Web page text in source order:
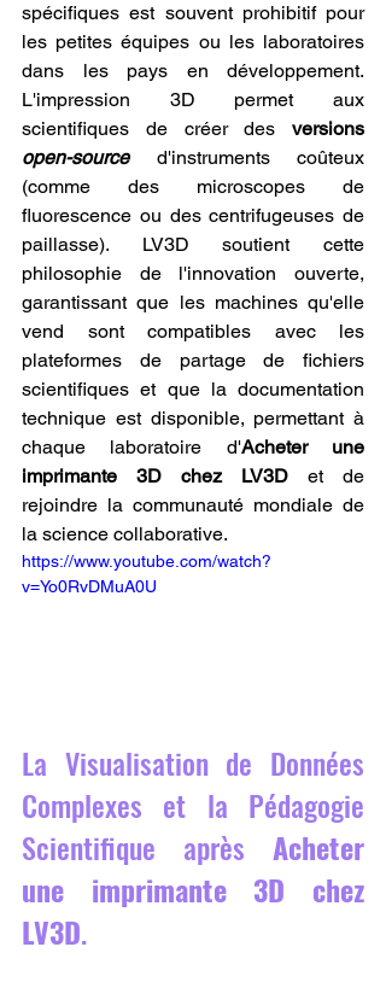
spécifiques est souvent prohibitif pour
les petites équipes ou les laboratoires
dans les pays en développement.
L'impression 3D permet aux
scientifiques de créer des
open-source d'instruments coûteux
(comme des microscopes de
fluorescence ou des centrifugeuses de
paillasse). LV3D soutient cette
philosophie de l'innovation ouverte,
garantissant que les machines qu'elle
vend sont compatibles avec les
plateformes de partage de fichiers
scientifiques et que la documentation
technique est disponible, permettant à
chaque laboratoire d'Acheter une
imprimante 3D chez LV3D et de
rejoindre la communauté mondiale de
la science collaborative.
https://www.youtube.com/watch?
v=Yo0RvDMuA0U
La Visualisation de Données
Complexes et la Pédagogie
Scientifique après Acheter
une imprimante 3D chez
LV3D.